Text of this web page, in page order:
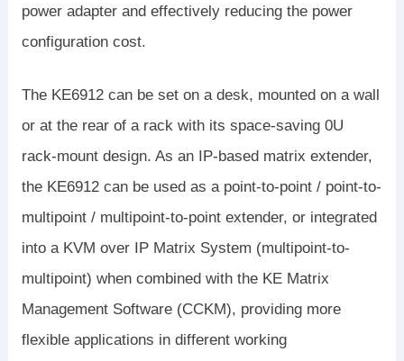
power adapter and effectively reducing the power
configuration cost.
The KE6912 can be set on a desk, mounted on a wall
or at the rear of a rack with its space-saving 0U
rack-mount design. As an IP-based matrix extender,
the KE6912 can be used as a point-to-point / point-to-
multipoint / multipoint-to-point extender, or integrated
into a KVM over IP Matrix System (multipoint-to-
multipoint) when combined with the KE Matrix
Management Software (CCKM), providing more
flexible applications in different working